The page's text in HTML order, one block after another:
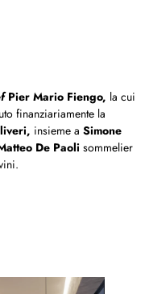
Pier Mario Fiengo, la cui
finanziariamente la
insieme a Simone
De Paoli sommelier